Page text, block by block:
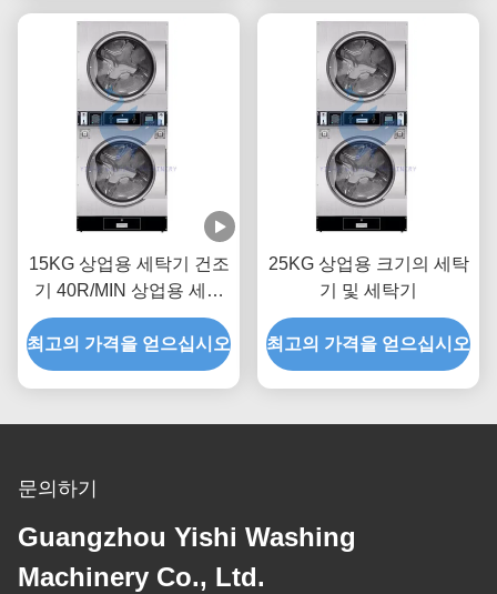
15KG 상업용 세탁기 건조
기 40R/MIN 상업용 세탁
기 및 건조기
최고의 가격을 얻으십시오
25KG 상업용 크기의 세탁
기 및 세탁기
최고의 가격을 얻으십시오
문의하기
Guangzhou Yishi Washing
Machinery Co., Ltd.